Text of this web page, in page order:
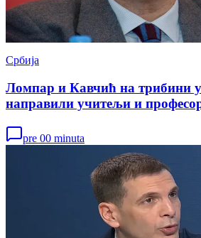
Србија
Ломпар и Кавчић на трибини
направили учитељи и
pre 00 minuta